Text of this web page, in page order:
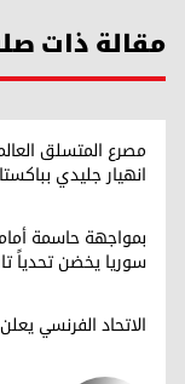
مقالة ذات
انهيار جليدي
بمواجهة حاسمة
سوريا يخضن تحدياً
الاتحاد الفرنسي يعلن